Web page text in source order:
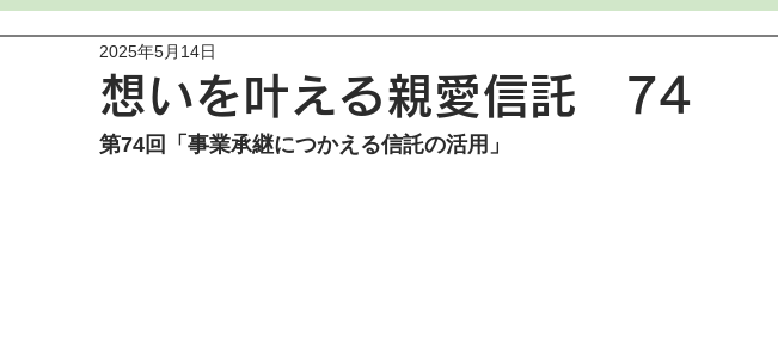
想いを叶える親愛信託 74
2025年5月14日
第74回「事業承継につかえる信託の活用」